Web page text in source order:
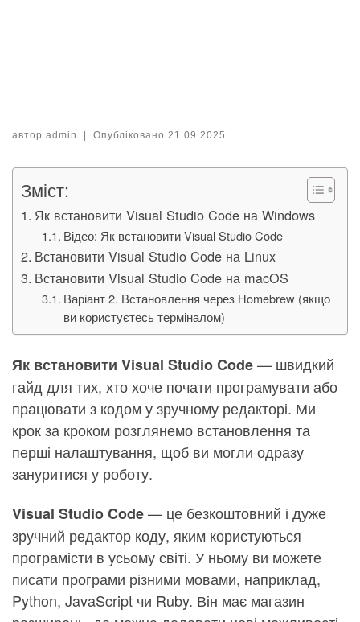
автор admin Опубліковано 21.09.2025
Зміст:
Як встановити Visual Studio Code на Windows
Відео: Як встановити Visual Studio Code
Встановити Visual Studio Code на Linux
Встановити Visual Studio Code на macOS
Варіант 2. Встановлення через Homebrew (якщо
ви користуєтесь терміналом)
Як встановити Visual Studio Code— швидкий
гайд для тих, хто хоче почати програмувати або
працювати з кодом у зручному редакторі. Ми
крок за кроком розглянемо встановлення та
перші налаштування, щоб ви могли одразу
зануритися у роботу.
Visual Studio Code— це безкоштовний і дуже
зручний редактор коду, яким користуються
програмісти в усьому світі. У ньому ви можете
писати програми різними мовами, наприклад,
Python, JavaScript чи Ruby. Він має магазин